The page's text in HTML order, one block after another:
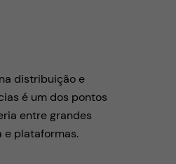
distribuição e
é um dos pontos
entre grandes
e plataformas.